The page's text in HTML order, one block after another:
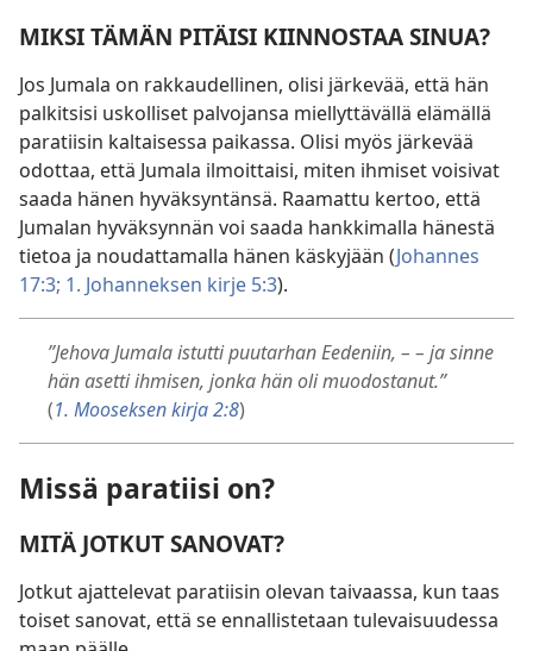
MIKSI TÄMÄN PITÄISI KIINNOSTAA SINUA?
Jos Jumala on rakkaudellinen, olisi järkevää, että hän
palkitsisi uskolliset palvojansa miellyttävällä elämällä
paratiisin kaltaisessa paikassa. Olisi myös järkevää
odottaa, että Jumala ilmoittaisi, miten ihmiset voisivat
saada hänen hyväksyntänsä. Raamattu kertoo, että
Jumalan hyväksynnän voi saada hankkimalla hänestä
tietoa ja noudattamalla hänen käskyjään (Johannes
17:3; 1. Johanneksen kirje 5:3).
”Jehova Jumala istutti puutarhan Eedeniin, – – ja sinne
hän asetti ihmisen, jonka hän oli muodostanut.”
(1. Mooseksen kirja 2:8)
Missä paratiisi on?
MITÄ JOTKUT SANOVAT?
Jotkut ajattelevat paratiisin olevan taivaassa, kun taas
toiset sanovat, että se ennallistetaan tulevaisuudessa